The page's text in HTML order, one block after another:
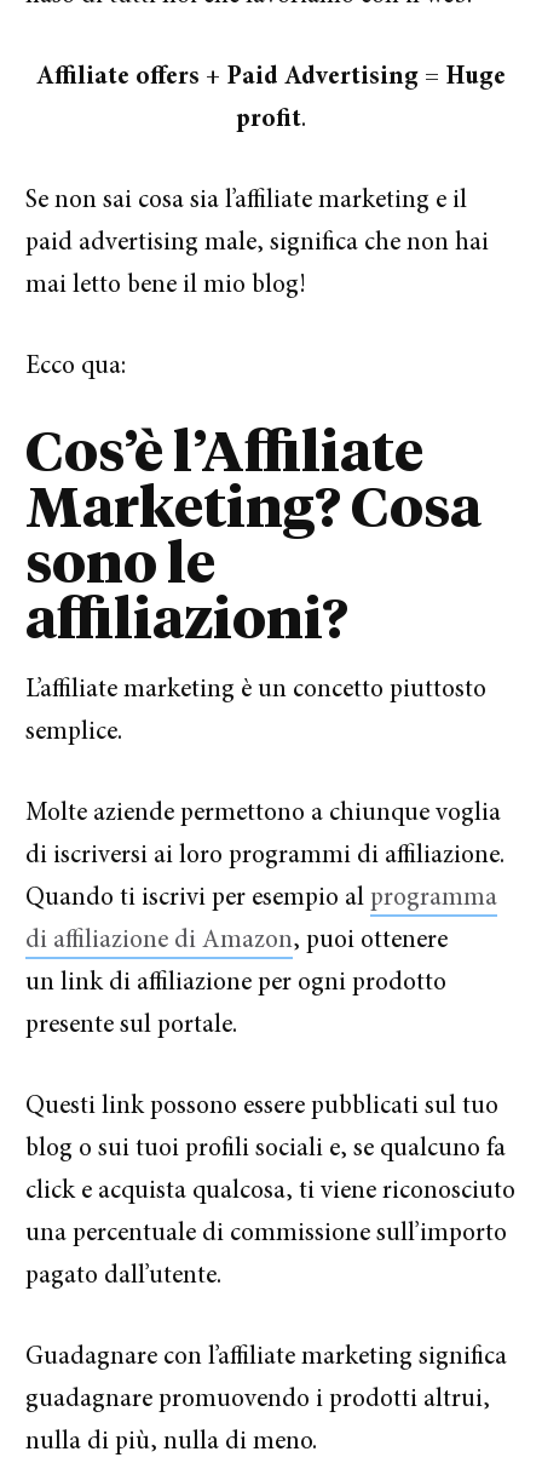
Affiliate offers + Paid Advertising = Huge
profit.
Se non sai cosa sia l’affiliate marketing e il
paid advertising male, significa che non hai
mai letto bene il mio blog!
Ecco qua:
Cos’è l’Affiliate
Marketing? Cosa
sono le
affiliazioni?
L’affiliate marketing è un concetto piuttosto
semplice.
Molte aziende permettono a chiunque voglia
di iscriversi ai loro programmi di affiliazione.
Quando ti iscrivi per esempio alprogramma
di affiliazione di Amazon, puoi ottenere
un link di affiliazione per ogni prodotto
presente sul portale.
Questi link possono essere pubblicati sul tuo
blog o sui tuoi profili sociali e, se qualcuno fa
click e acquista qualcosa, ti viene riconosciuto
una percentuale di commissione sull’importo
pagato dall’utente.
Guadagnare con l’affiliate marketing significa
guadagnare promuovendo i prodotti altrui,
nulla di più, nulla di meno.